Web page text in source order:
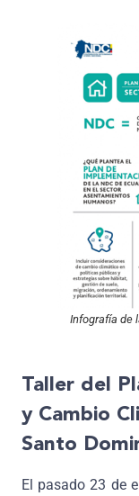
Infografía de
Taller del
y Cambio
Santo
El pasado 23 de